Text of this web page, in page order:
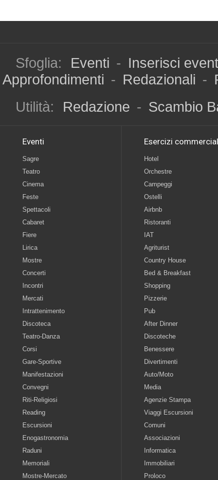
Sfoglia: Eventi - Inserisci
Approfondimenti - Redazionali -
Utilità:
Redazione - Scambio
Eventi
Sagre
Teatro
Cinema
Feste
Spettacoli
Cabaret
Fiere
Lirica
Mostre
Concerti
Incontri
Mercati
Intrattenimento
Discoteca
Teatro-Danza
Corsi
Gare-Sportive
Manifestazioni
Convegni
Riti-Religiosi
Reading
Escursioni
Enogastronomia
Raduni
Memoriali
Mostre-Mercato
Esercizi
Hotel
Orchestre
Campeggi
Ostelli
Airbnb
Ristoranti
IAT
Agriturist
Country House
Bed & Breakfast
Shopping
Pizzerie
Pub
After Dinner
Discoteche
Benessere
Divertimenti
Auto/Moto
Media
Agenzie Stampa
Viaggi Escursioni
Comuni
Associazioni
Informatica
Immobiliari
Proloco